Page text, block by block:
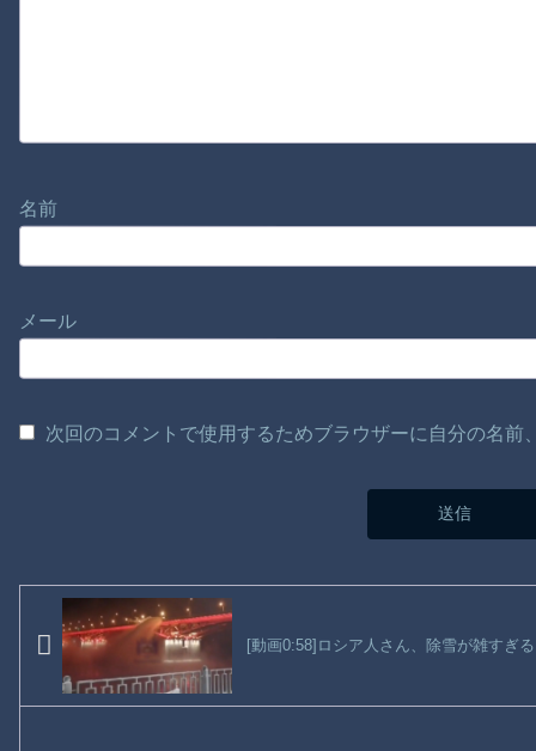
名前
メール
次回のコメントで使用するためブラウザーに自分の名
[動画0:58]ロシア人さん、除雪が雑すぎる